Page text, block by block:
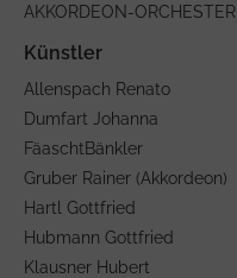
AKKORDEON-ORCHESTER
Allenspach Renato
Dumfart Johanna
FäaschtBänkler
Gruber Rainer (Akkordeon)
Hartl Gottfried
Hubmann Gottfried
Klausner Hubert